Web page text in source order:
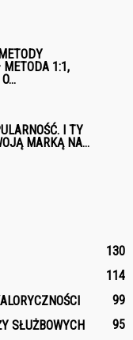
1:1,
I TY
MARKĄ NA...
130
114
99
SŁUŻBOWYCH
95